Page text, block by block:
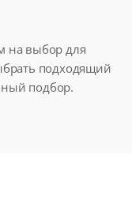
на выбор для
подходящий
подбор.